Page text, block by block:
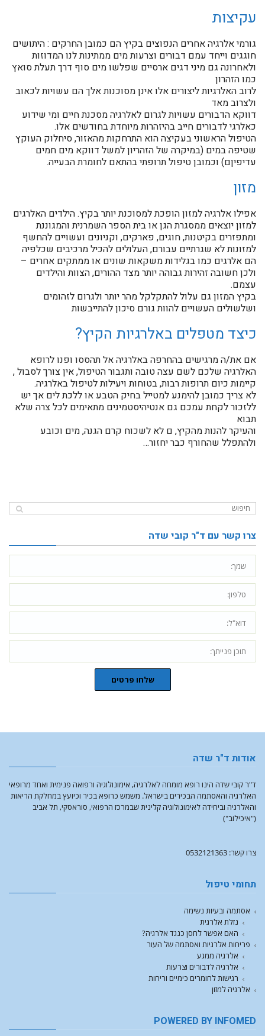
עקיצות
גורמי אלרגיה אחרים הנפוצים בקיץ הם כמובן החרקים : היתושים
חוגגים וייחד עמם דבורים וצרעות מים ממתינות לנו המדוזות
ולאחרונה גם מיני דגים ארסיים שפלשו מים סוף דרך תעלת סואץ
כמו הזהרון
לרוב האלרגיות ליצורים אלו אינן מסוכנות אלך הם עשויות לכאוב
ולצרוב מאד
דווקא הדבורים עשויות לגרום לאלרגיה מסכנת חיים ומי שידוע
כאלרגי לדבורים חייב בהיזהרות מיוחדת בחודשים אלו.
הטיפול הראשוני בעקיצה הוא התרחקות מהאזור, סיחלוק העוקץ
שטיפה במים (במיקרה של הזהריון למשל דווקא מים חמים
עדיפיןם) וכמובן טיפול תרופתי בהתאם לחומרת הבעייה.
מזון
אפילו אלרגיה למזון הופכת למסוכנת יותר בקיץ. הילדים האלרגים
למזון יוצאים ממסגרת הגן או בית הספר השמרנית והמגוננת
ומתפזרים בקיטנות, חוגים, פארקים, וקניונים ועשויים להחשף
למזונות לא שגרתיים עבורם, העלולים להכיל מרכיבים שכלפיה
הם אלרגים כמו בגלידות משקאות שונים או ממתקים אחרים –
ולכן חשובה זהירות גבוהה יותר מצד ההורים, הצוות והילדים
עצמם.
בקיץ המזון גם עלול להתקלקל מהר יותר ולגרום לזהומים
ושלשולים העשויים להוות גורם סיכון להתייבשות
כיצד מטפלים באלרגיות הקיץ?
אם את/ה מרגישים בהחרפה באלרגיה אל תהססו ופנו לרופא
האלרגיה שלכם לשם עצה טובה ותגבור הטיפול, אין צורך לסבול ,
קיימות כיום תרופות רבות, בטוחות ויעילות לטיפול באלרגיה.
לא צריך כמובן להימנע למטייל בחיק הטבע או ללכת לים אך יש
ללזכור לקחת עמכם גם אנטיהיסטמינים מתאימים לכל צרה שלא
תבוא
והעיקר להנות מהקיץ, ם לא לשכוח קרם הגנה, מים וכובע
ולהתפלל שהחורף כבר יחזור…
צרו קשר עם ד"ר קובי שדה
שלחו פרטים
אודות ד"ר שדה
ד"ר קובי שדה הינו רופא מומחה לאלרגיה, אימונולוגיה ורפואה פנימית ואחד מרופאי
האלרגיה והאסתמה הבכירים בישראל. משמש כרופא בכיר וכיועץ במחלקת הריאות
והאלרגיה וביחידה לאימונולוגיה קלינית שבמרכז הרפואי, סוראסקי, תל אביב
("איכילוב")
צרו קשר: 0532121363
תחומי טיפול
אסתמה ובעיות נשימה
נזלת אלרגית
האם אפשר לחסן כנגד אלרגיה?
פריחות אלרגיות ואסתמה של העור
אלרגיה ממגע
אלרגיה לדבורים וצרעות
רגישות לחומרים כימיים וריחות
אלרגיה למזון
POWERED BY INFOMED